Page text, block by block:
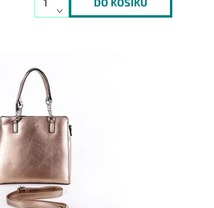
barvě je tříodddílová, jejíž
o délce cca. 125 cm.
Jones Paris